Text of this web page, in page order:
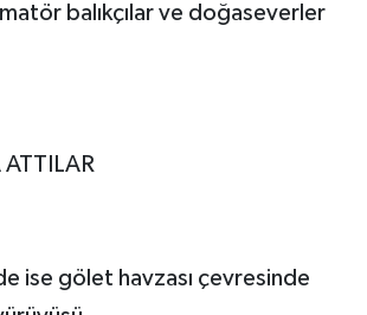
balıkçılar ve doğaseverler
ATTILAR
ise gölet havzası çevresinde